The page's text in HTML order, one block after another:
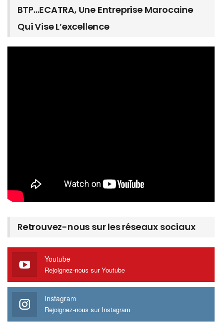
BTP…ECATRA, Une Entreprise Marocaine
Qui Vise L’excellence
Retrouvez-nous sur les réseaux sociaux
Youtube
Rejoignez-nous sur Youtube
Instagram
Rejoignez-nous sur Instagram